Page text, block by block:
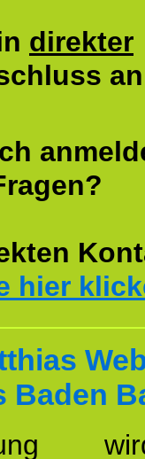
direkter
hier
Baden